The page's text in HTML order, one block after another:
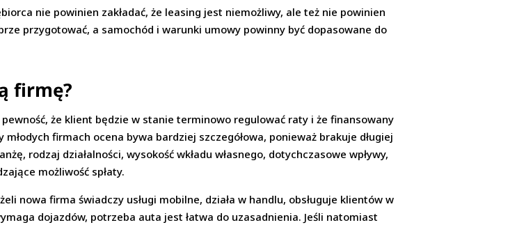
nie powinien zakładać, że leasing jest niemożliwy, ale też nie powinien
przygotować, a samochód i warunki umowy powinny być dopasowane do
firmę?
że klient będzie w stanie terminowo regulować raty i że finansowany
firmach ocena bywa bardziej szczegółowa, ponieważ brakuje długiej
rodzaj działalności, wysokość wkładu własnego, dotychczasowe wpływy,
możliwość spłaty.
nowa firma świadczy usługi mobilne, działa w handlu, obsługuje klientów w
dojazdów, potrzeba auta jest łatwa do uzasadnienia. Jeśli natomiast